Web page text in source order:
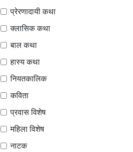
प्रेरणादायी कथा
क्लासिक कथा
बाल कथा
हास्य कथा
नियतकालिक
कविता
प्रवास विशेष
महिला विशेष
नाटक